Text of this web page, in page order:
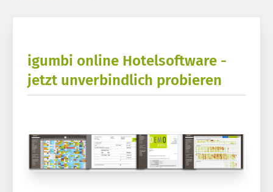
igumbi online Hotelsoftware -
jetzt unverbindlich probieren